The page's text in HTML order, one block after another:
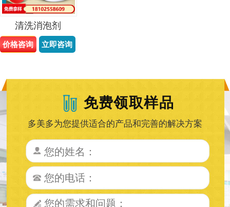
清洗消泡剂
价格咨询 立即咨询
免费领取样品
多美多为您提供适合的产品和完善的解决方案